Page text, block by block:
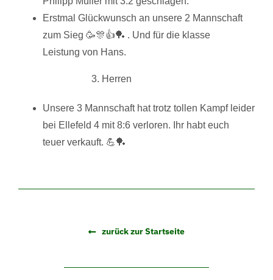
Erstmal Glückwunsch an unsere 2 Mannschaft
zum Sieg 🥳🎊👍🏓 . Und für die klasse
Leistung von Hans.
3. Herren
Unsere 3 Mannschaft hat trotz tollen Kampf leider
bei Ellefeld 4 mit 8:6 verloren. Ihr habt euch
teuer verkauft. 💪🏓
zurück zur Startseite